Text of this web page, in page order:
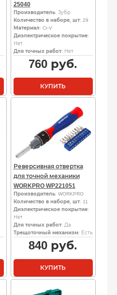
25040
Производитель: Зубр
Количество в наборе, шт: 29
Материал: Cr-V
Диэлектрическое покрытие:
Нет
Для точных работ: Нет
760 руб.
КУПИТЬ
Реверсивная отвертка
для точной механики
WORKPRO WP221051
Производитель: WORKPRO
Количество в наборе, шт: 11
Диэлектрическое покрытие:
Нет
Для точных работ: Да
Трещоточный механизм: Есть
840 руб.
КУПИТЬ